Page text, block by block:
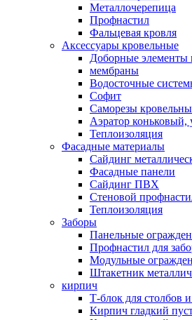
Металлочерепица
Профнастил
Фальцевая кровля
Аксессуары кровельные
Доборные элементы
мембраны
Водосточные
Софит
Саморезы
Аэратор коньковый,
Теплоизоляция
Фасадные материалы
Сайдинг
Фасадные панели
Сайдинг ПВХ
Стеновой
Теплоизоляция
Заборы
Панельные
Профнастил для
Модульные
Штакетник
кирпич
Т-блок для столбов и
Кирпич гладкий